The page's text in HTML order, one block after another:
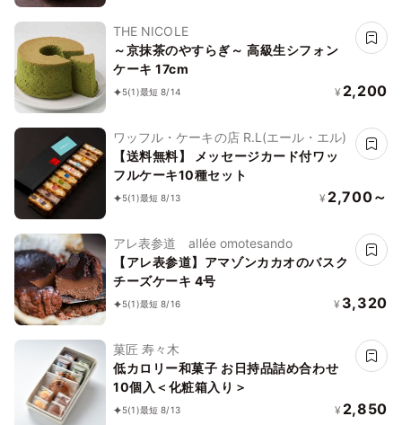
THE NICOLE
～京抹茶のやすらぎ～ 高級生シフォン
ケーキ 17cm
5(1)最短 8/14 ¥ 2,200
ワッフル・ケーキの店 R.L(エール・エル)
【送料無料】 メッセージカード付ワッ
フルケーキ10種セット
5(1)最短 8/13 ¥ 2,700～
アレ表参道 allée omotesando
【アレ表参道】アマゾンカカオのバスク
チーズケーキ 4号
5(1)最短 8/16 ¥ 3,320
菓匠 寿々木
低カロリー和菓子 お日持品詰め合わせ
10個入＜化粧箱入り＞
5(1)最短 8/13 ¥ 2,850